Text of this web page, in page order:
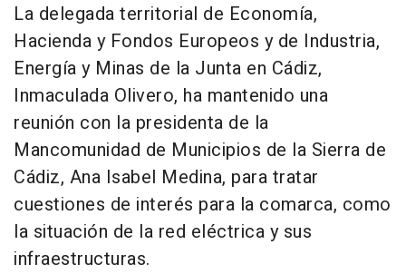
La delegada territorial de Economía,
Hacienda y Fondos Europeos y de Industria,
Energía y Minas de la Junta en Cádiz,
Inmaculada Olivero, ha mantenido una
reunión con la presidenta de la
Mancomunidad de Municipios de la Sierra de
Cádiz, Ana Isabel Medina, para tratar
cuestiones de interés para la comarca, como
la situación de la red eléctrica y sus
infraestructuras.